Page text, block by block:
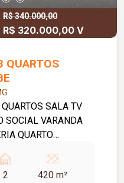
R$ 340.000,00
R$ 320.000,00 V
QUARTOS
SALA TV
SOCIAL VARANDA
QUARTO
02 VEICULOS
2 420 m²